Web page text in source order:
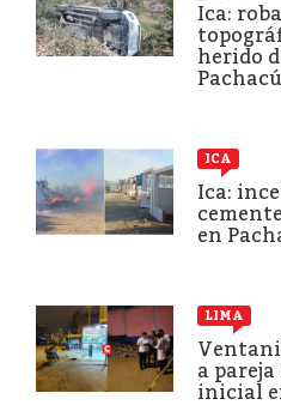
Ica:
herido
ICA
Ica:
en
LIMA
a
inicial